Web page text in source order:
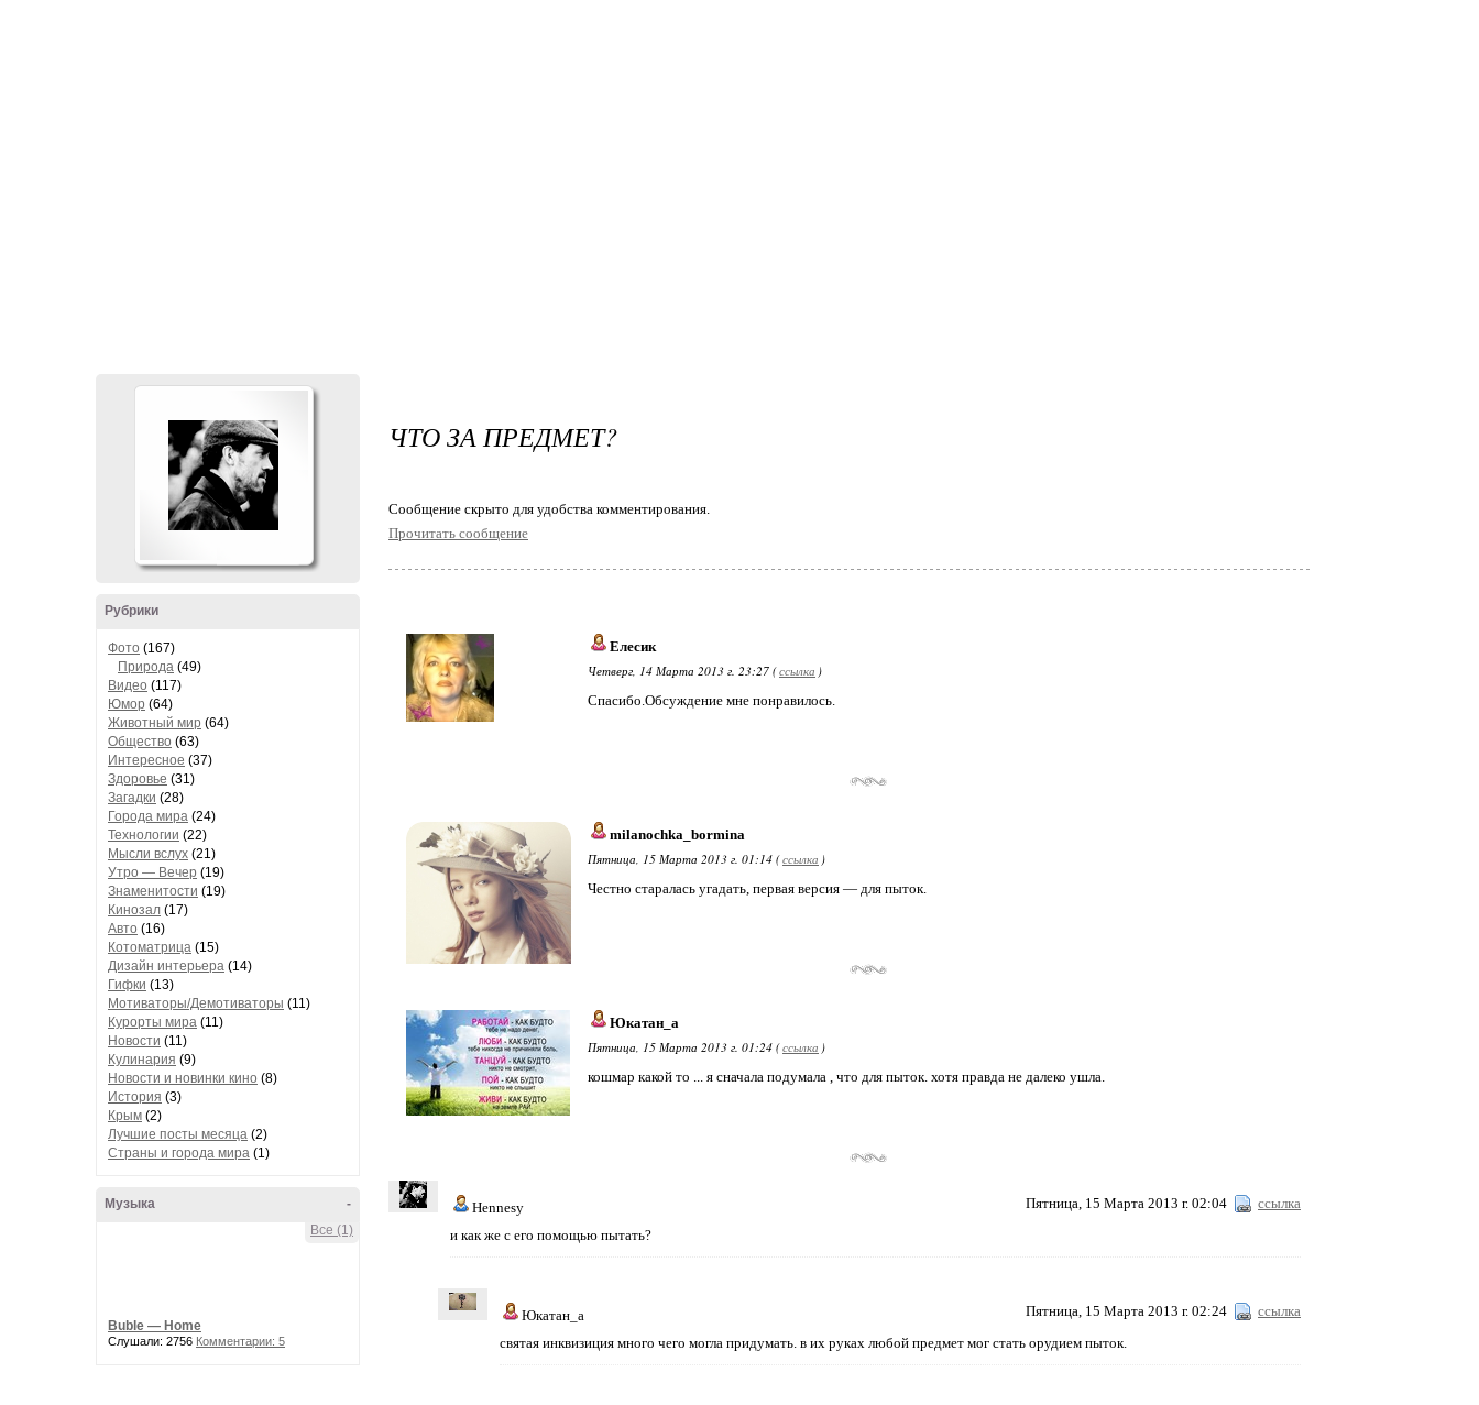
Рубрики
Фото (167)
Природа (49)
Видео (117)
Юмор (64)
Животный мир (64)
Общество (63)
Интересное (37)
Здоровье (31)
Загадки (28)
Города мира (24)
Технологии (22)
Мысли вслух (21)
Утро — Вечер (19)
Знаменитости (19)
Кинозал (17)
Авто (16)
Котоматрица (15)
Дизайн интерьера (14)
Гифки (13)
Мотиваторы/Демотиваторы (11)
Курорты мира (11)
Новости (11)
Кулинария (9)
Новости и новинки кино (8)
История (3)
Крым (2)
Лучшие посты месяца (2)
Страны и города мира (1)
-
Музыка
Все (1)
Buble — Home
Слушали: 2756 Комментарии: 5
ЧТО ЗА ПРЕДМЕТ?
Cообщение скрыто для удобства комментирования.
Прочитать сообщение
Елесик
Четверг, 14 Марта 2013 г. 23:27 (ссылка )
Спасибо.Обсуждение мне понравилось.
milanochka_bormina
Пятница, 15 Марта 2013 г. 01:14 (ссылка )
Честно старалась угадать, первая версия — для пыток.
Юкатан_а
Пятница, 15 Марта 2013 г. 01:24 (ссылка )
кошмар какой то ... я сначала подумала , что для пыток. хотя правда не далеко ушла.
Пятница, 15 Марта 2013 г. 02:04 ссылка
Hennesy
и как же с его помощью пытать?
Пятница, 15 Марта 2013 г. 02:24 ссылка
Юкатан_а
святая инквизиция много чего могла придумать. в их руках любой предмет мог стать орудием пыток.